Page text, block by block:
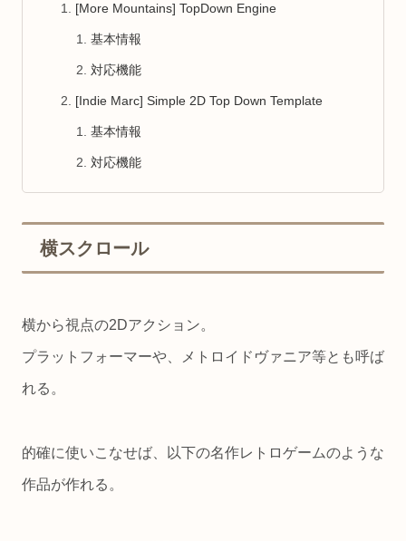
[More Mountains] TopDown Engine
基本情報
対応機能
[Indie Marc] Simple 2D Top Down Template
基本情報
対応機能
横スクロール
横から視点の2Dアクション。
プラットフォーマーや、メトロイドヴァニア等とも呼ば
れる。
的確に使いこなせば、以下の名作レトロゲームのような
作品が作れる。